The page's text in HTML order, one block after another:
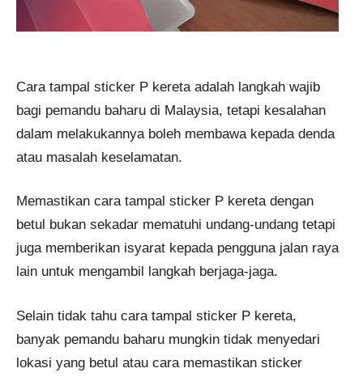
Cara tampal sticker P kereta adalah langkah wajib
bagi pemandu baharu di Malaysia, tetapi kesalahan
dalam melakukannya boleh membawa kepada denda
atau masalah keselamatan.
Memastikan cara tampal sticker P kereta dengan
betul bukan sekadar mematuhi undang-undang tetapi
juga memberikan isyarat kepada pengguna jalan raya
lain untuk mengambil langkah berjaga-jaga.
Selain tidak tahu cara tampal sticker P kereta,
banyak pemandu baharu mungkin tidak menyedari
lokasi yang betul atau cara memastikan sticker